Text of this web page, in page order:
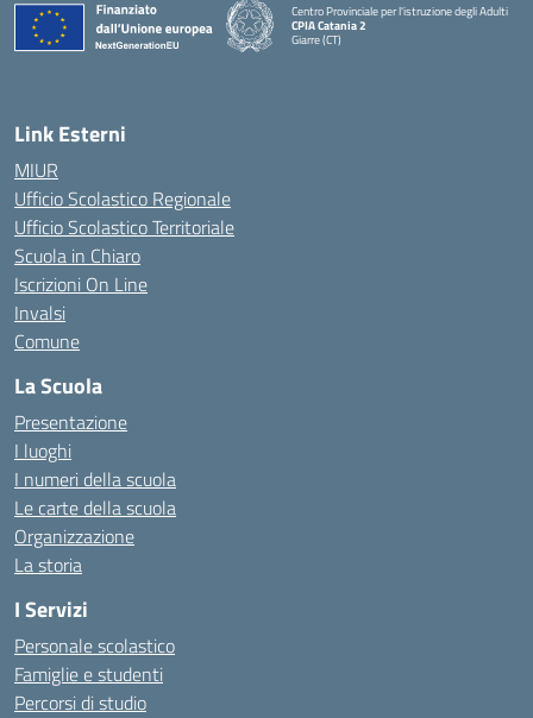
Centro Provinciale per l'istruzione degli Adulti
CPIA Catania 2
Giarre (CT)
Link Esterni
MIUR
Ufficio Scolastico Regionale
Ufficio Scolastico Territoriale
Scuola in Chiaro
Iscrizioni On Line
Invalsi
Comune
La Scuola
Presentazione
I luoghi
I numeri della scuola
Le carte della scuola
Organizzazione
La storia
I Servizi
Personale scolastico
Famiglie e studenti
Percorsi di studio